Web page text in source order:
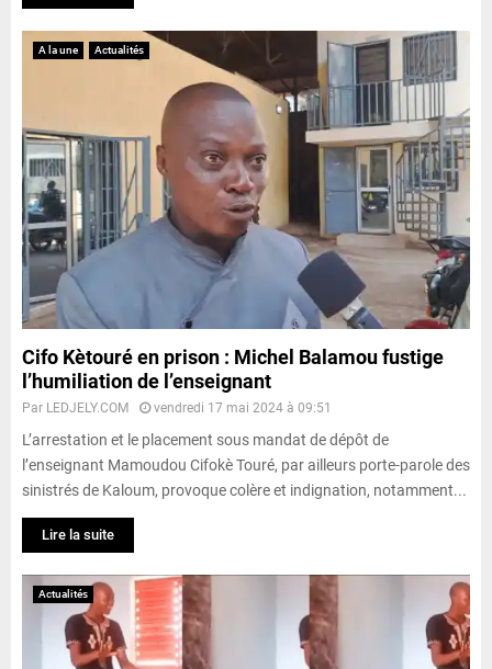
A la une Actualités
Cifo Kètouré en prison : Michel Balamou fustige
l’humiliation de l’enseignant
Par LEDJELY.COM vendredi 17 mai 2024 à 09:51
L’arrestation et le placement sous mandat de dépôt de
l’enseignant Mamoudou Cifokè Touré, par ailleurs porte-parole des
sinistrés de Kaloum, provoque colère et indignation, notamment...
Lire la suite
Actualités